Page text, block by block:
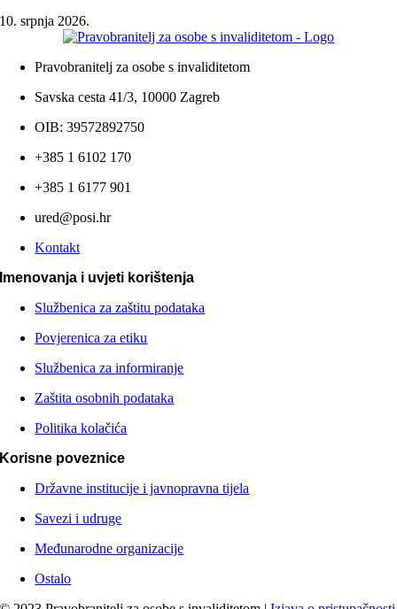
10. srpnja 2026.
Pravobranitelj za osobe s invaliditetom
Savska cesta 41/3, 10000 Zagreb
OIB: 39572892750
+385 1 6102 170
+385 1 6177 901
ured@posi.hr
Kontakt
Imenovanja i uvjeti korištenja
Službenica za zaštitu podataka
Povjerenica za etiku
Službenica za informiranje
Zaštita osobnih podataka
Politika kolačića
Korisne poveznice
Državne institucije i javnopravna tijela
Savezi i udruge
Međunarodne organizacije
Ostalo